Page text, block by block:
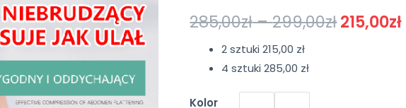
285,00zł–299,00zł215,00zł
2 sztuki 215,00 zł
4 sztuki 285,00 zł
Kolor